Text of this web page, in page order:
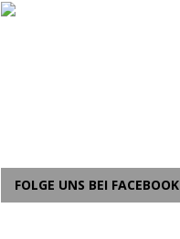
FOLGE UNS BEI FACEBOOK